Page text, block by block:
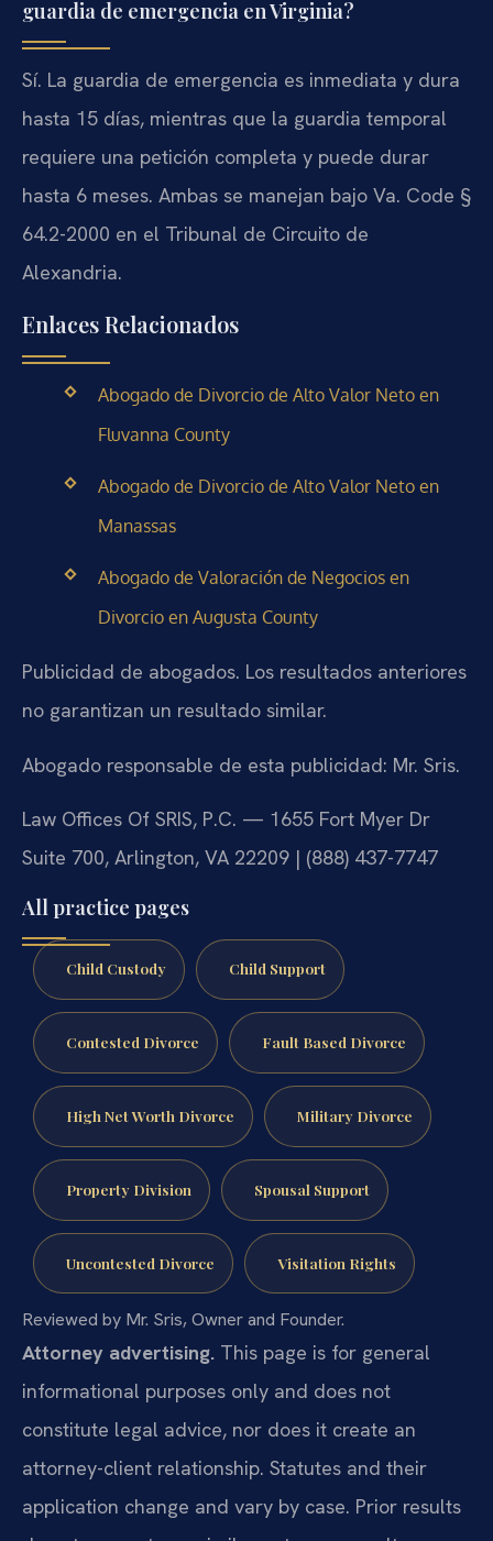
guardia de emergencia en Virginia?
Sí. La guardia de emergencia es inmediata y dura
hasta 15 días, mientras que la guardia temporal
requiere una petición completa y puede durar
hasta 6 meses. Ambas se manejan bajo Va. Code §
64.2-2000 en el Tribunal de Circuito de
Alexandria.
Enlaces Relacionados
Abogado de Divorcio de Alto Valor Neto en
Fluvanna County
Abogado de Divorcio de Alto Valor Neto en
Manassas
Abogado de Valoración de Negocios en
Divorcio en Augusta County
Publicidad de abogados. Los resultados anteriores
no garantizan un resultado similar.
Abogado responsable de esta publicidad: Mr. Sris.
Law Offices Of SRIS, P.C. — 1655 Fort Myer Dr
Suite 700, Arlington, VA 22209 | (888) 437-7747
All practice pages
Child Custody Child Support
Contested Divorce Fault Based Divorce
High Net Worth Divorce Military Divorce
Property Division Spousal Support
Uncontested Divorce Visitation Rights
Reviewed by Mr. Sris, Owner and Founder.
Attorney advertising. This page is for general
informational purposes only and does not
constitute legal advice, nor does it create an
attorney-client relationship. Statutes and their
application change and vary by case. Prior results